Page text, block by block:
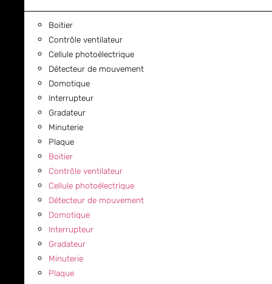
Boitier
Contrôle ventilateur
Cellule photoélectrique
Détecteur de mouvement
Domotique
Interrupteur
Gradateur
Minuterie
Plaque
Boitier
Contrôle ventilateur
Cellule photoélectrique
Détecteur de mouvement
Domotique
Interrupteur
Gradateur
Minuterie
Plaque